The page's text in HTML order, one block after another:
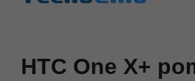
HTC One X+